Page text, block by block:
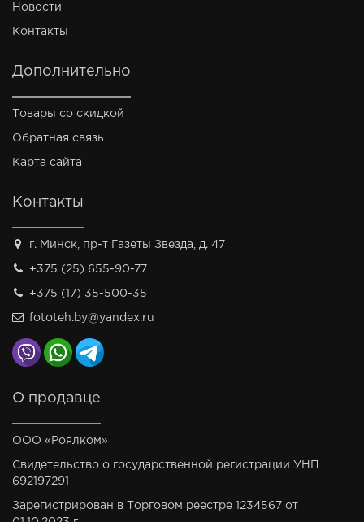
Новости
Контакты
Дополнительно
Товары со скидкой
Обратная связь
Карта сайта
Контакты
г. Минск, пр-т Газеты Звезда, д. 47
+375 (25) 655-90-77
+375 (17) 35-500-35
fototeh.by@yandex.ru
О продавце
ООО «Роялком»
Свидетельство о государственной регистрации УНП
692197291
Зарегистрирован в Торговом реестре 1234567 от